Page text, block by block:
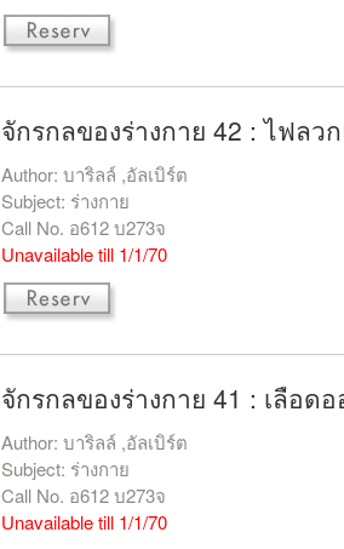
จักรกลของร่างกาย 42 : ไฟลว
Author: บาริลล์ ,อัลเบิร์ต
Subject: ร่างกาย
Call No. อ612 บ273จ
Unavailable till 1/1/70
จักรกลของร่างกาย 41 : เลือดอ
Author: บาริลล์ ,อัลเบิร์ต
Subject: ร่างกาย
Call No. อ612 บ273จ
Unavailable till 1/1/70